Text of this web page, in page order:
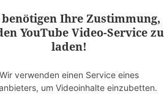
Ihre Zustimmung,
YouTube Video-Service zu
laden!
Wir verwenden einen Service eines
um Videoinhalte einzubetten.